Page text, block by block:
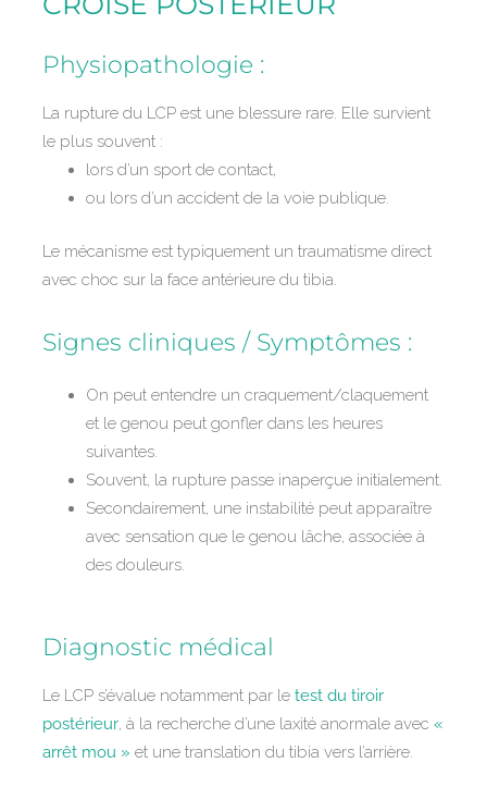
Physiopathologie :
La rupture du LCP est une blessure rare. Elle survient
le plus souvent :
lors d’un sport de contact,
ou lors d’un accident de la voie publique.
Le mécanisme est typiquement un traumatisme direct
avec choc sur la face antérieure du tibia.
Signes cliniques / Symptômes :
On peut entendre un craquement/claquement
et le genou peut gonfler dans les heures
suivantes.
Souvent, la rupture passe inaperçue initialement.
Secondairement, une instabilité peut apparaître
avec sensation que le genou lâche, associée à
des douleurs.
Diagnostic médical
Le LCP s’évalue notamment par le test du tiroir
postérieur, à la recherche d’une laxité anormale avec «
arrêt mou » et une translation du tibia vers l’arrière.